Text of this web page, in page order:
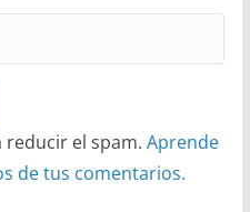
reducir el spam. Aprende
de tus comentarios.